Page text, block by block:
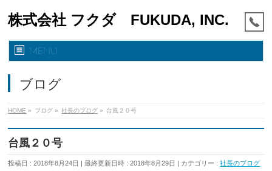
株式会社 フクダ FUKUDA, INC.
MENU
ブログ
HOME » ブログ » 社長のブログ » 台風２０号
台風２０号
投稿日 : 2018年8月24日 最終更新日時 : 2018年8月29日 カテゴリー :社長のブログ